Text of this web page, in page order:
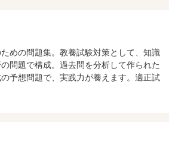
めの問題集。教養試験対策として、知識
問題で構成。過去問を分析して作られた
予想問題で、実践力が養えます。適正試